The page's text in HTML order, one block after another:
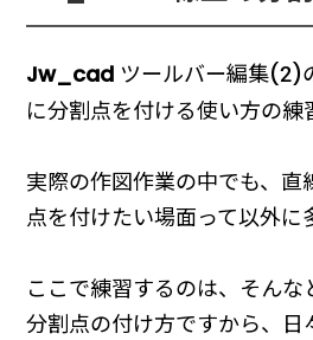
Jw_cad ツールバー編集(2)
に分割点を付ける使い方の練
実際の作図作業の中でも、直
点を付けたい場面って以外に
ここで練習するのは、そん
分割点の付け方ですから、日